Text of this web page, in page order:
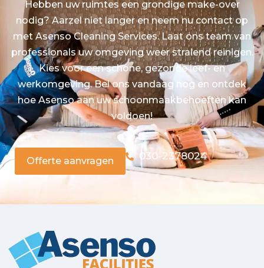
Hebben uw ruimtes een grondige make-over
nodig? Aarzel niet langer en neem nu contact op
met Asenso Cleaning Services. Laat ons team van
professionals uw omgeving weer stralend reinigen.
Kies voor een schone, gezonde leef- en
werkomgeving. Bel ons vandaag nog en ontdek
hoe Asenso aan uw schoonmaakbehoeften kan
voldoen!
Offerte aanvragen 030-2378024